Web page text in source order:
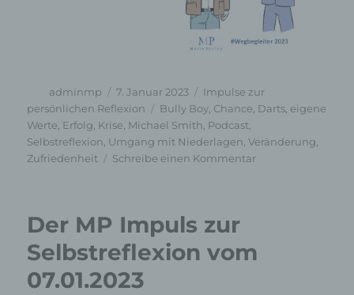
Autor
adminmp
Veröffentlicht
am
7. Januar 2023 Kategorien
Impulse zur
persönlichen Reflexion
Schlagwörter
Bully Boy, Chance, Darts, eigene
Werte, Erfolg, Krise, Michael Smith, Podcast,
Selbstreflexion, Umgang mit Niederlagen,Veränderung,
Zufriedenheit
Schreibe einen Kommentarzu
zur
Der MP Impuls zur
Selbstreflexion vom
07.01.2023